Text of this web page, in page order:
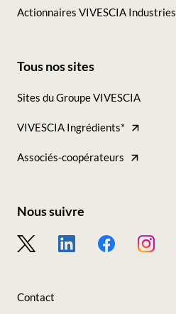
Actionnaires VIVESCIA Industries
Tous
nos
Tous nos sites
Sites du Groupe VIVESCIA
VIVESCIA Ingrédients*
Associés-coopérateurs
-
suivre
Nous suivre
Contact